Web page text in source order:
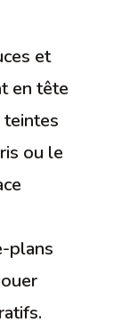
et
en tête
teintes
ou le
plans